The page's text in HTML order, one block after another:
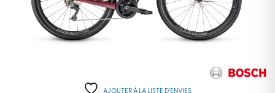
AJOUTER À LA LISTE D’ENVIES